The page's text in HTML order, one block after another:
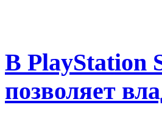
В PlayStation
позволяет